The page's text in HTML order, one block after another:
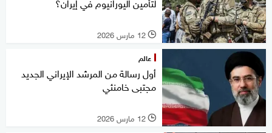
l 12 مارس 2026
عالم
أول رسالة من المرشد الإيراني الجديد
مجتبى خامنئي
l 12 مارس 2026